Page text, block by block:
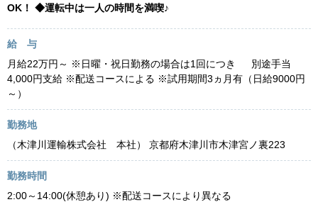
OK！ ◆運転中は一人の時間を満喫♪
給 与
月給22万円～ ※日曜・祝日勤務の場合は1回につき 別途手当
4,000円支給 ※配送コースによる ※試用期間3ヵ月有（日給9000円
～）
勤務地
（木津川運輸株式会社 本社） 京都府木津川市木津宮ノ裏223
勤務時間
2:00～14:00(休憩あり) ※配送コースにより異なる